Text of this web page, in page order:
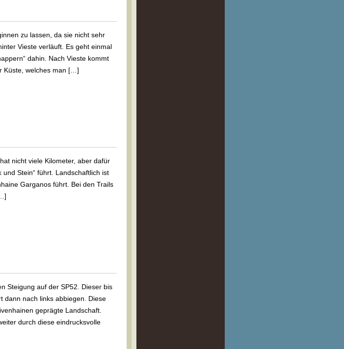
zu lassen, da sie nicht sehr
Vieste verläuft. Es geht einmal
dahin. Nach Vieste kommt
Küste, welches man […]
nicht viele Kilometer, aber dafür
Stein“ führt. Landschaftlich ist
Garganos führt. Bei den Trails
Steigung auf der SP52. Dieser bis
dann nach links abbiegen. Diese
geprägte Landschaft.
durch diese eindrucksvolle